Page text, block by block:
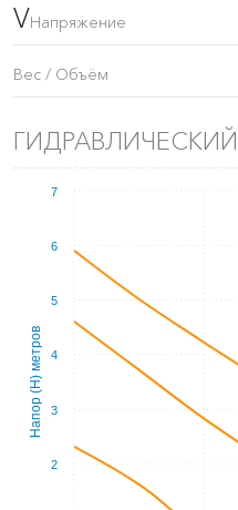
VНапряжение
Вес / Объём
Напор (Н) метров
2
3
4
5
6
7